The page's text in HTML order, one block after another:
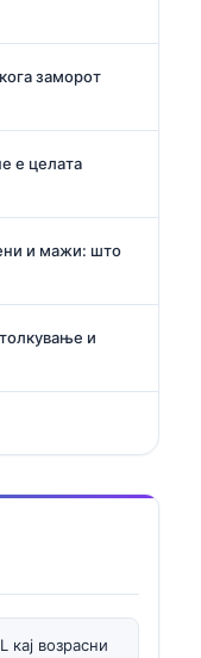
заморот
е целата
и мажи: што
и
возрасни